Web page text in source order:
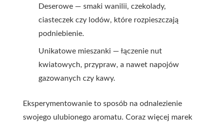
Deserowe — smaki wanilii, czekolady,
ciasteczek czy lodów, które rozpieszczają
podniebienie.
Unikatowe mieszanki — łączenie nut
kwiatowych, przypraw, a nawet napojów
gazowanych czy kawy.
Eksperymentowanie to sposób na odnalezienie
swojego ulubionego aromatu. Coraz więcej marek